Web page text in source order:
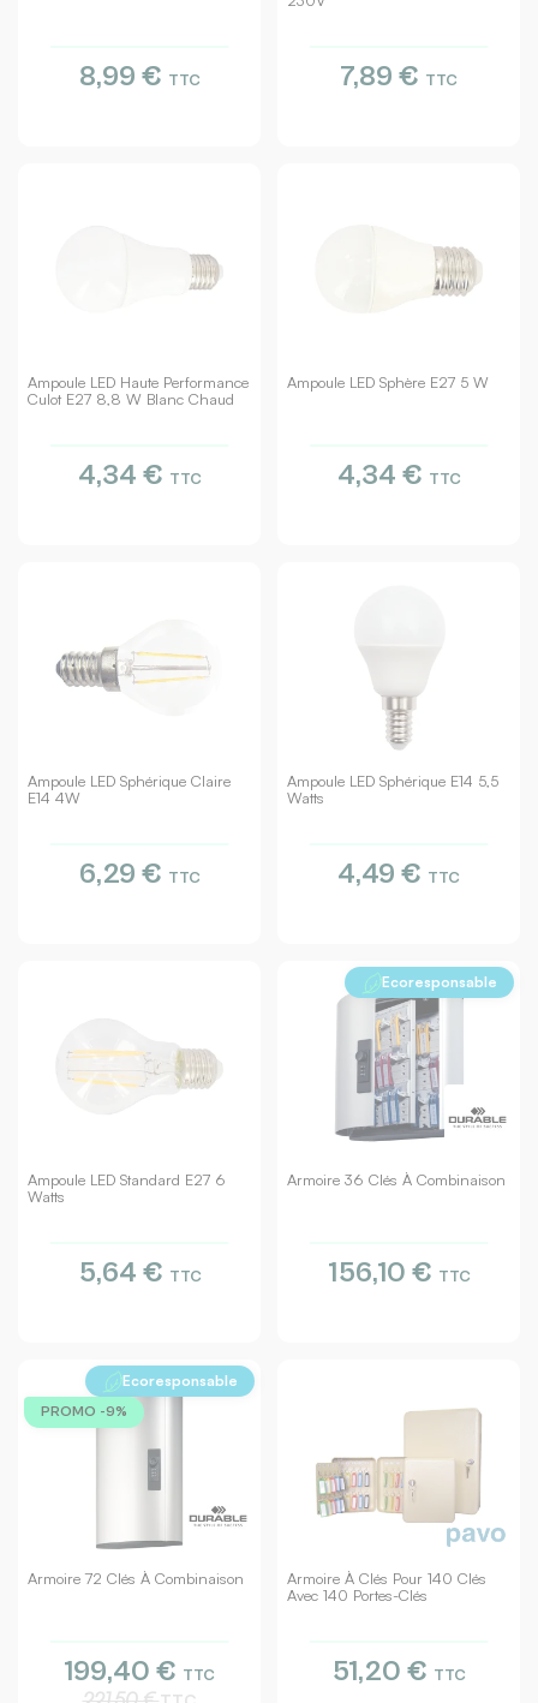
8,99 € TTC 7,89 € TTC
Ampoule LED Haute Performance
Culot E27 8,8 W Blanc Chaud
4,34 € TTC
Ampoule LED Sphère E27 5 W
4,34 € TTC
Ampoule LED Sphérique Claire
E14 4W
6,29 € TTC
Ampoule LED Sphérique E14 5,5
Watts
4,49 € TTC
Ampoule LED Standard E27 6
Watts
5,64 € TTC
Armoire 36 Clés À Combinaison
Ecoresponsable
156,10 € TTC
Armoire 72 Clés À Combinaison
Ecoresponsable
PROMO -9%
199,40 € TTC
Armoire À Clés Pour 140 Clés
Avec 140 Portes-Clés
51,20 € TTC